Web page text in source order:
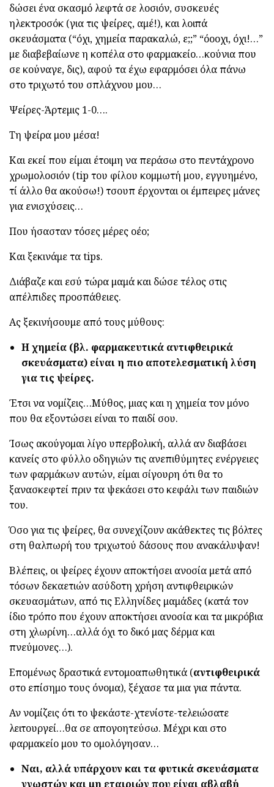
δώσει ένα σκασμό λεφτά σε λοσιόν, συσκευές
ηλεκτροσόκ (για τις ψείρες, αμέ!), και λοιπά
σκευάσματα (“όχι, χημεία παρακαλώ, ε;;” “όοοχι, όχι!…”
με διαβεβαίωνε η κοπέλα στο φαρμακείο…κούνια που
σε κούναγε, δις), αφού τα έχω εφαρμόσει όλα πάνω
στο τριχωτό του σπλάχνου μου…
Ψείρες-Άρτεμις 1-0….
Τη ψείρα μου μέσα!
Και εκεί που είμαι έτοιμη να περάσω στο πεντάχρονο
χρωμολοσιόν (tip του φίλου κομμωτή μου, εγγυημένο,
τί άλλο θα ακούσω!) τσουπ έρχονται οι έμπειρες μάνες
για ενισχύσεις…
Που ήσασταν τόσες μέρες οέο;
Και ξεκινάμε τα tips.
Διάβαζε και εσύ τώρα μαμά και δώσε τέλος στις
απέλπιδες προσπάθειες.
Ας ξεκινήσουμε από τους μύθους:
Η χημεία (βλ. φαρμακευτικά αντιφθειρικά
σκευάσματα) είναι η πιο αποτελεσματική λύση
για τις ψείρες.
Έτσι να νομίζεις…Μύθος, μιας και η χημεία τον μόνο
που θα εξοντώσει είναι το παιδί σου.
Ίσως ακούγομαι λίγο υπερβολική, αλλά αν διαβάσει
κανείς στο φύλλο οδηγιών τις ανεπιθύμητες ενέργειες
των φαρμάκων αυτών, είμαι σίγουρη ότι θα το
ξανασκεφτεί πριν τα ψεκάσει στο κεφάλι των παιδιών
του.
Όσο για τις ψείρες, θα συνεχίζουν ακάθεκτες τις βόλτες
στη θαλπωρή του τριχωτού δάσους που ανακάλυψαν!
Βλέπεις, οι ψείρες έχουν αποκτήσει ανοσία μετά από
τόσων δεκαετιών ασύδοτη χρήση αντιφθειρικών
σκευασμάτων, από τις Ελληνίδες μαμάδες (κατά τον
ίδιο τρόπο που έχουν αποκτήσει ανοσία και τα μικρόβια
στη χλωρίνη…αλλά όχι το δικό μας δέρμα και
πνεύμονες…).
Επομένως δραστικά εντομοαπωθητικά (αντιφθειρικά
στο επίσημο τους όνομα), ξέχασε τα μια για πάντα.
Αν νομίζεις ότι το ψεκάστε-χτενίστε-τελειώσατε
λειτουργεί…θα σε απογοητεύσω. Μέχρι και στο
φαρμακείο μου το ομολόγησαν…
Ναι, αλλά υπάρχουν και τα φυτικά σκευάσματα
γνωστών και μη εταιριών που είναι αβλαβή